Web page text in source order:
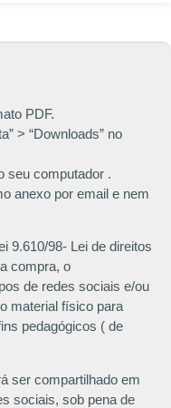
PDF.
> “Downloads” no
seu computador .
anexo por email e nem
9.610/98- Lei de direitos
compra, o
de redes sociais e/ou
material físico para
pedagógicos ( de
ser compartilhado em
sociais, sob pena de